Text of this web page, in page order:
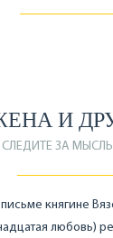
И
СЛЕДИТЕ ЗА
княгине
любовь)